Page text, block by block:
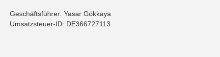
Geschäftsführer: Yasar Gökkaya
Umsatzsteuer-ID: DE366727113